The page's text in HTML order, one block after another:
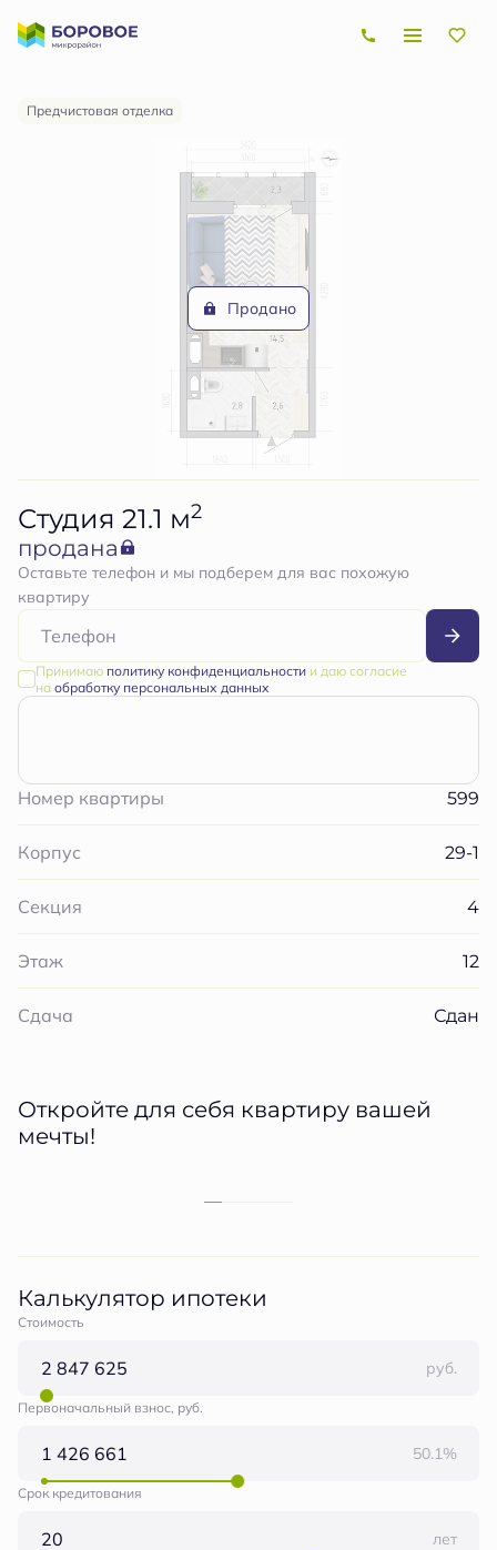
Студия21.1 м2 Цена по запросу
Предчистовая отделка
Продано
Студия 21.1 м2
продана
Оставьте телефон и мы подберем для вас похожую
квартиру
Принимаю политику конфиденциальностии даю согласие
на обработку персональных данных
Номер квартиры 599
Корпус 29-1
Секция 4
Этаж 12
Сдача Сдан
Откройте для себя квартиру вашей
мечты!
Калькулятор ипотеки
Стоимость
руб.
Первоначальный взнос, руб.
50.1%
Срок кредитования
лет